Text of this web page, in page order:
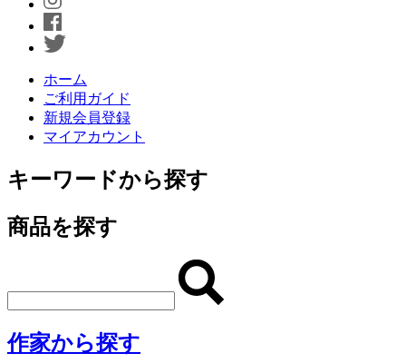
ホーム
ご利用ガイド
新規会員登録
マイアカウント
キーワードから探す
商品を探す
作家から探す